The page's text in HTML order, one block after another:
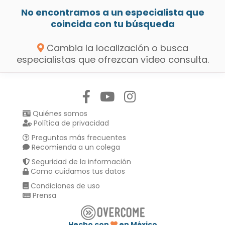
No encontramos a un especialista que
coincida con tu búsqueda
Cambia la localización o busca
especialistas que ofrezcan vídeo consulta.
Quiénes somos
Política de privacidad
Preguntas más frecuentes
Recomienda a un colega
Seguridad de la información
Como cuidamos tus datos
Condiciones de uso
Prensa